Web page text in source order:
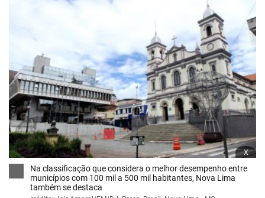
x
Na classificação que considera o melhor desempenho entre
municípios com 100 mil a 500 mil habitantes, Nova Lima
também se destaca